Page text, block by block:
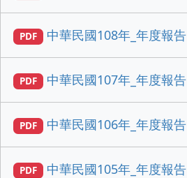
PDF 中華民國108年_年度報告
PDF 中華民國107年_年度報告
PDF 中華民國106年_年度報告
PDF 中華民國105年_年度報告